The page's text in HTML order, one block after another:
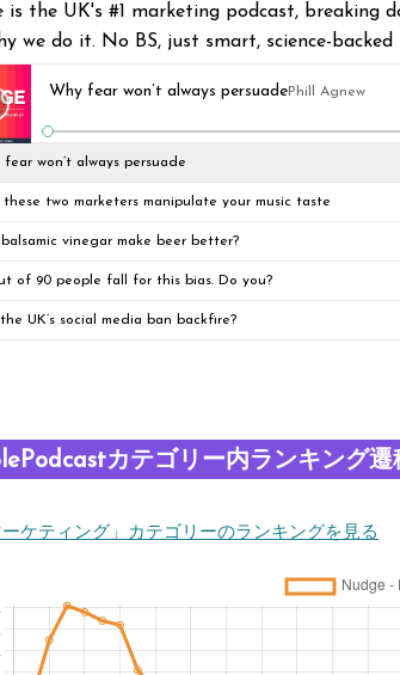
is the UK's #1 marketing podcast, breaking
we do it. No BS, just smart, science-
Why fear won’t always persuadePhill Agnew
fear won’t always persuade
these two marketers manipulate your music taste
vinegar make beer better?
of 90 people fall for this bias. Do you?
UK’s social media ban backfire?
カテゴリー内ランキング遷
ーケティング」カテゴリーのランキングを見る